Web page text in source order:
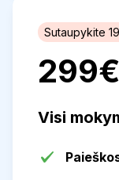
Sutaupykite
299€
Visi